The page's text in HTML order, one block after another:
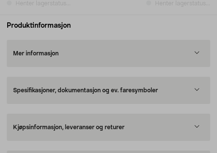
Henter lagerstatus... Henter lagerstatus...
Produktinformasjon
Mer informasjon
Spesifikasjoner, dokumentasjon og ev. faresymboler
Kjøpsinformasjon, leveranser og returer